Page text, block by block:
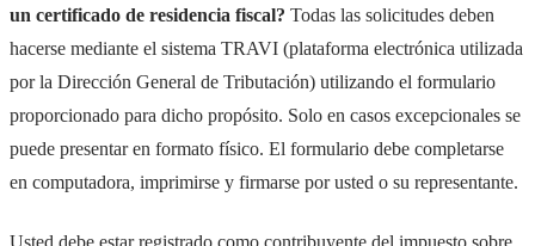
un certificado de residencia fiscal? Todas las solicitudes deben
hacerse mediante el sistema TRAVI (plataforma electrónica utilizada
por la Dirección General de Tributación) utilizando el formulario
proporcionado para dicho propósito. Solo en casos excepcionales se
puede presentar en formato físico. El formulario debe completarse
en computadora, imprimirse y firmarse por usted o su representante.